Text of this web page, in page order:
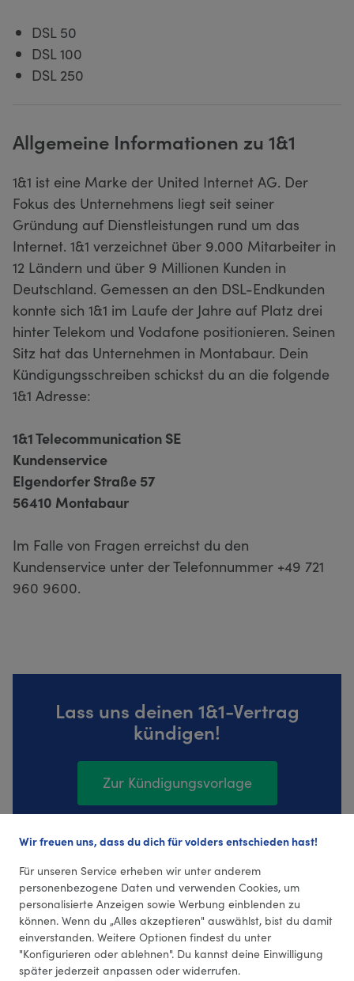
DSL 50
DSL 100
DSL 250
Allgemeine Informationen zu 1&1
1&1 ist eine Marke der United Internet AG. Der
Fokus des Unternehmens liegt seit seiner
Gründung auf Dienstleistungen rund um das
Internet. 1&1 verzeichnet über 9.000 Mitarbeiter in
12 Ländern und über 9 Millionen Kunden in
Deutschland. Gemessen an den DSL-Endkunden
konnte sich 1&1 im Laufe der Jahre auf Platz drei
hinter Telekom und Vodafone positionieren. Seinen
Sitz hat das Unternehmen in Montabaur. Dein
Kündigungsschreiben schickst du an die folgende
1&1 Adresse:
1&1 Telecommunication SE
Kundenservice
Elgendorfer Straße 57
56410 Montabaur
Im Falle von Fragen erreichst du den
Kundenservice unter der Telefonnummer +49 721
960 9600.
Lass uns deinen 1&1-Vertrag
kündigen!
Zur Kündigungsvorlage
28055 Bewertungen (4,35 Durchschnitt)
Wir freuen uns, dass du dich für volders entschieden hast!
Für unseren Service erheben wir unter anderem
personenbezogene Daten und verwenden Cookies, um
personalisierte Anzeigen sowie Werbung einblenden zu
können. Wenn du „Alles akzeptieren" auswählst, bist du damit
einverstanden. Weitere Optionen findest du unter
"Konfigurieren oder ablehnen". Du kannst deine Einwilligung
später jederzeit anpassen oder widerrufen.